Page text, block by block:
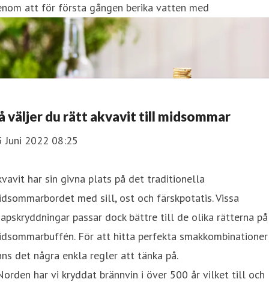
att för första gången berika vatten med
väljer du rätt akvavit till midsommar
Juni 2022 08:25
har sin givna plats på det traditionella
med sill, ost och färskpotatis. Vissa
passar dock bättre till de olika rätterna på
För att hitta perfekta smakkombinationer
det några enkla regler att tänka på.
har vi kryddat brännvin i över 500 år vilket till och